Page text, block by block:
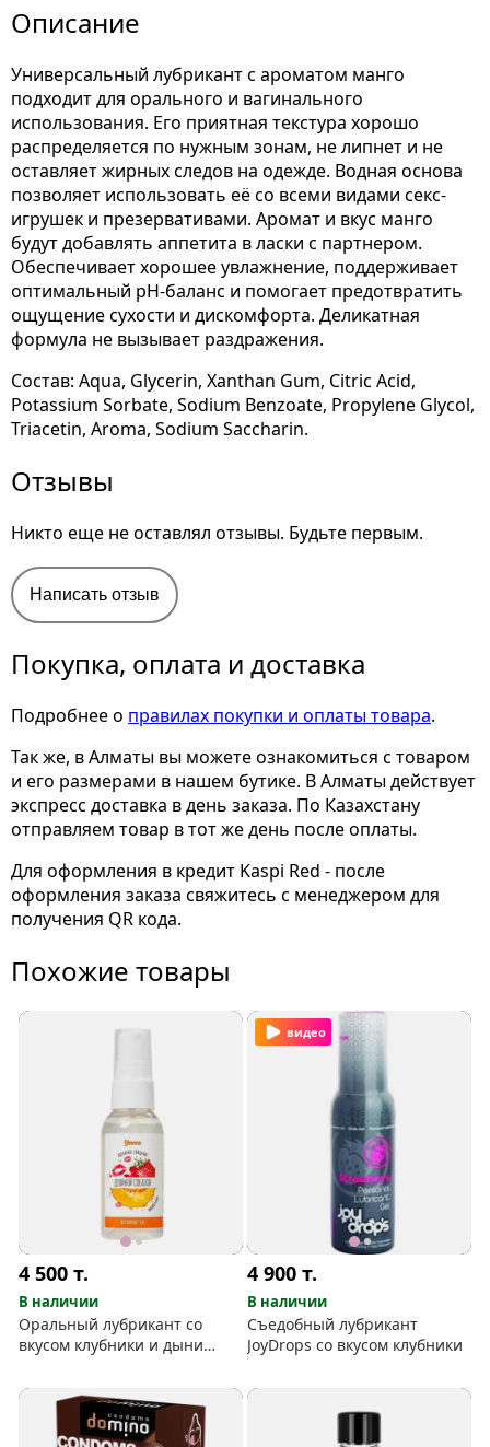
Описание
Универсальный лубрикант с ароматом манго
подходит для орального и вагинального
использования. Его приятная текстура хорошо
распределяется по нужным зонам, не липнет и не
оставляет жирных следов на одежде. Водная основа
позволяет использовать её со всеми видами секс-
игрушек и презервативами. Аромат и вкус манго
будут добавлять аппетита в ласки с партнером.
Обеспечивает хорошее увлажнение, поддерживает
оптимальный pH-баланс и помогает предотвратить
ощущение сухости и дискомфорта. Деликатная
формула не вызывает раздражения.
Состав: Aqua, Glycerin, Xanthan Gum, Citric Acid,
Potassium Sorbate, Sodium Benzoate, Propylene Glycol,
Triacetin, Aroma, Sodium Saccharin.
Отзывы
Никто еще не оставлял отзывы. Будьте первым.
Написать отзыв
Покупка, оплата и доставка
Подробнее о правилах покупки и оплаты товара.
Так же, в Алматы вы можете ознакомиться с товаром
и его размерами в нашем бутике. В Алматы действует
экспресс доставка в день заказа. По Казахстану
отправляем товар в тот же день после оплаты.
Для оформления в кредит Kaspi Red - после
оформления заказа свяжитесь с менеджером для
получения QR кода.
Похожие товары
4 500т.
В наличии
Оральный лубрикант со
вкусом клубники и дыни
видео
4 900т.
В наличии
Съедобный лубрикант
JoyDrops со вкусом клубники